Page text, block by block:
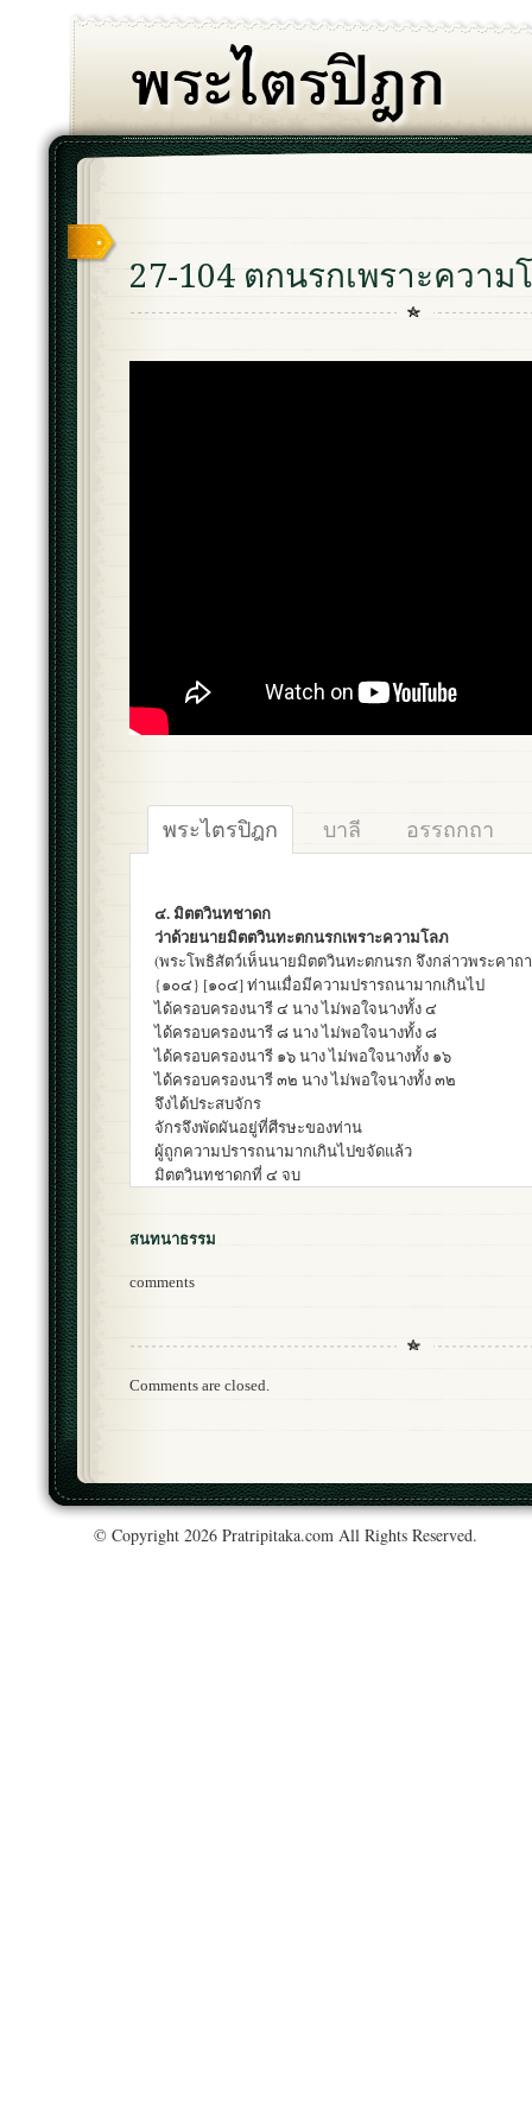
27-104 ตกนรกเพราะความ
พระไตรปิฎก บาลี อรรถกถา
๔. มิตตวินทชาดก
ว่าด้วยนายมิตตวินทะตกนรกเพราะความโลภ
(พระโพธิสัตว์เห็นนายมิตตวินทะตกนรก จึงกล่าวพระคาถ
{๑๐๔} [๑๐๔] ท่านเมื่อมีความปรารถนามากเกินไป
ได้ครอบครองนารี ๔ นาง ไม่พอใจนางทั้ง ๔
ได้ครอบครองนารี ๘ นาง ไม่พอใจนางทั้ง ๘
ได้ครอบครองนารี ๑๖ นาง ไม่พอใจนางทั้ง ๑๖
ได้ครอบครองนารี ๓๒ นาง ไม่พอใจนางทั้ง ๓๒
จึงได้ประสบจักร
จักรจึงพัดผันอยู่ที่ศีรษะของท่าน
ผู้ถูกความปรารถนามากเกินไปขจัดแล้ว
มิตตวินทชาดกที่ ๔ จบ
สนทนาธรรม
comments
Comments are closed.
© Copyright 2026 Pratripitaka.com All Rights Reserved.